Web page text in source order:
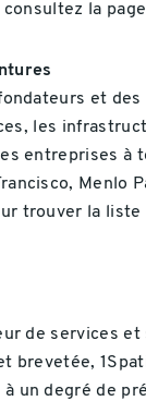
la page
fondateurs et
les
entreprises à
Menlo
trouver la
de services
brevetée,
à un degré de